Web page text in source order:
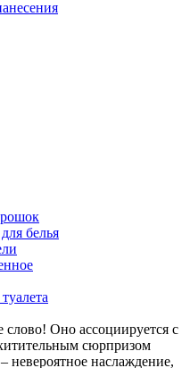
белья
Оно ассоциируется с
сюрпризом
невероятное наслаждение,